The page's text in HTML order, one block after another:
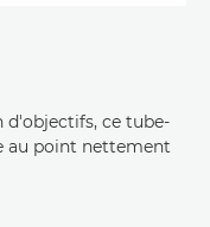
d'objectifs, ce tube-
au point nettement